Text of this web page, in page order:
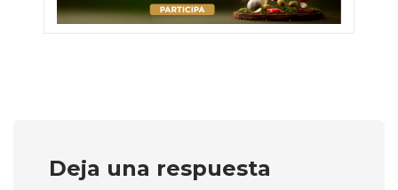
Deja una respuesta